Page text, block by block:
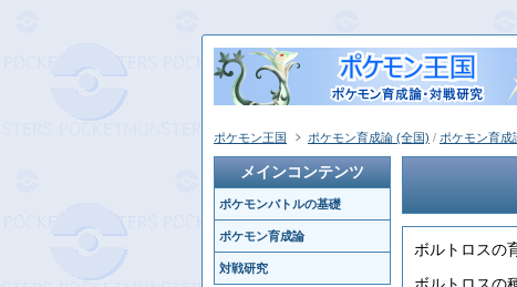
ボルトロスの
ポケモン王国 ポケモン育成論 (全国) / ポケモン育成
メインコンテンツ
ポケモンバトルの基礎
ポケモン育成論
対戦研究